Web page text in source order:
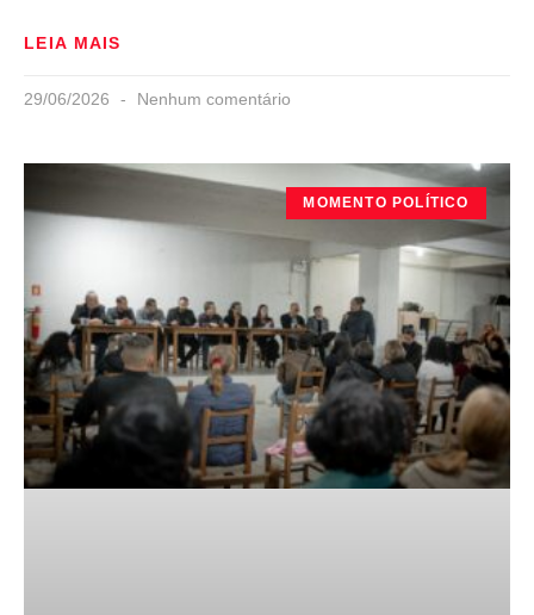
LEIA MAIS
29/06/2026 Nenhum comentário
MOMENTO POLÍTICO